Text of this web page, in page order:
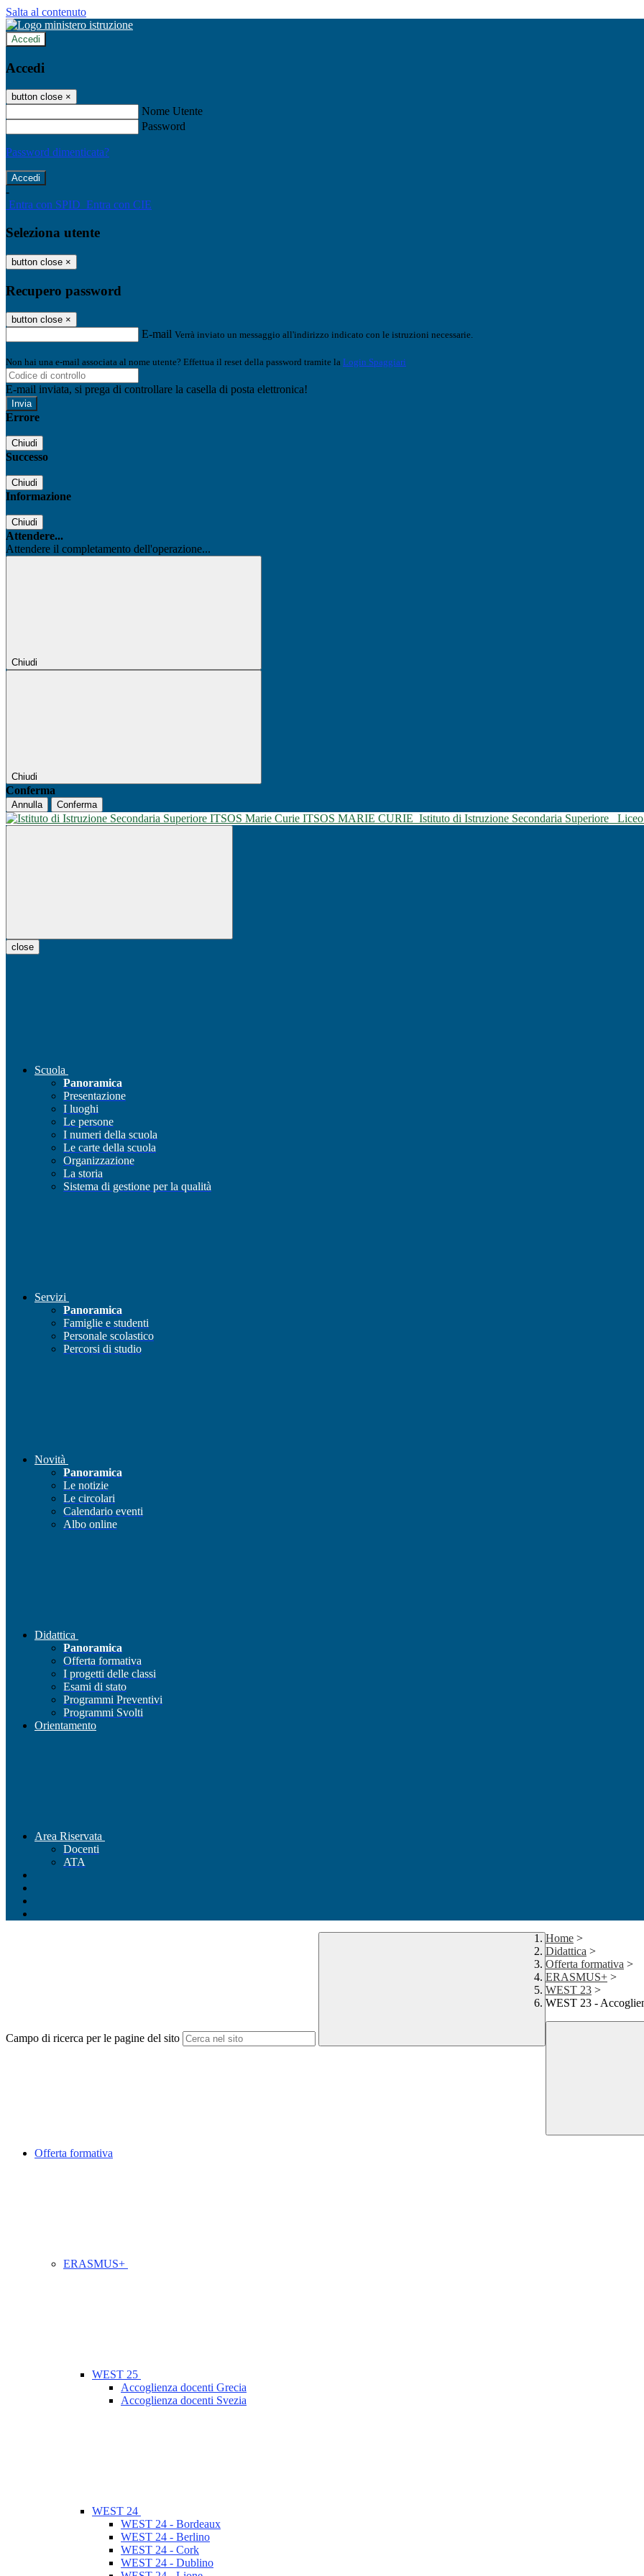
Salta al contenuto
Accedi
Accedi
button close ×
Nome Utente
Password
Password dimenticata?
-
Entra con SPID Entra con CIE
Seleziona utente
button close ×
Recupero password
button close ×
E-mail Verrà inviato un messaggio all'indirizzo indicato con le istruzioni necessarie.
Non hai una e-mail associata al nome utente? Effettua il reset della password tramite la Login Spaggiari
E-mail inviata, si prega di controllare la casella di posta elettronica!
Errore
Chiudi
Successo
Chiudi
Informazione
Chiudi
Attendere...
Attendere il completamento dell'operazione...
Chiudi
Chiudi
Conferma
Annulla Conferma
ITSOS MARIE CURIE Istituto di Istruzione Secondaria Superiore
close
Scuola
Panoramica
Presentazione
I luoghi
Le persone
I numeri della scuola
Le carte della scuola
Organizzazione
La storia
Sistema di gestione per la qualità
Servizi
Panoramica
Famiglie e studenti
Personale scolastico
Percorsi di studio
Novità
Panoramica
Le notizie
Le circolari
Calendario eventi
Albo online
Didattica
Panoramica
Offerta formativa
I progetti delle classi
Esami di stato
Programmi Preventivi
Programmi Svolti
Orientamento
Area Riservata
Docenti
ATA
Campo di ricerca per le pagine del sito
Home >
Didattica >
Offerta formativa >
ERASMUS+ >
WEST 23 >
WEST 23 -
Offerta formativa
ERASMUS+
WEST 25
Accoglienza docenti Grecia
Accoglienza docenti Svezia
WEST 24
WEST 24 - Bordeaux
WEST 24 - Berlino
WEST 24 - Cork
WEST 24 - Dublino